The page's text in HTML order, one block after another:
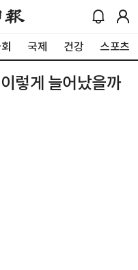
국제 건강 스포츠
렇게 늘어났을까